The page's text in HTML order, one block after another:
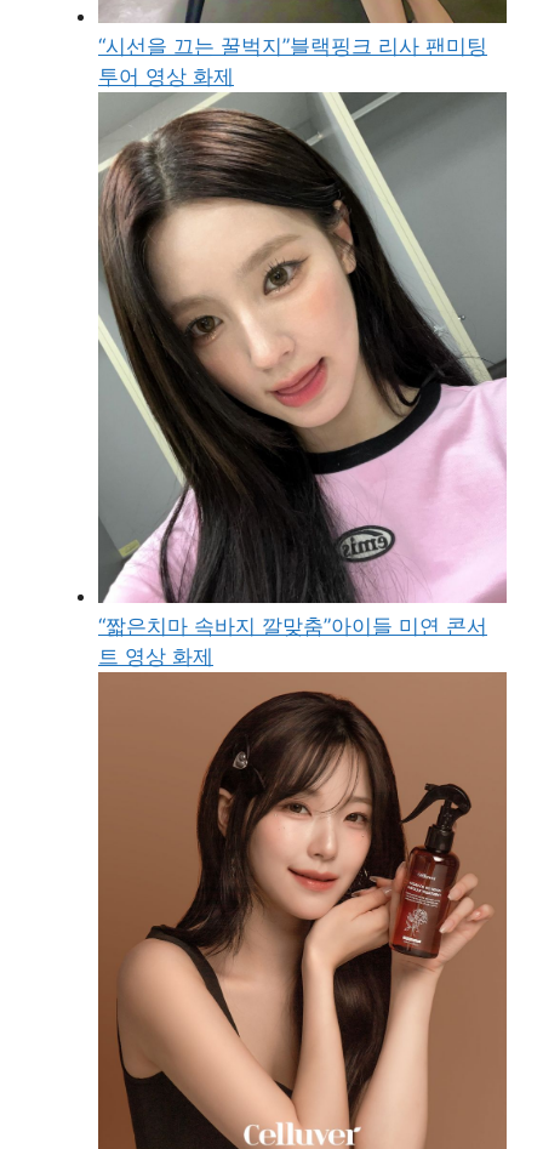
“시선을 끄는 꿀벅지”블랙핑크 리사 팬미팅
투어 영상 화제
“짧은치마 속바지 깔맞춤”아이들 미연 콘서
트 영상 화제